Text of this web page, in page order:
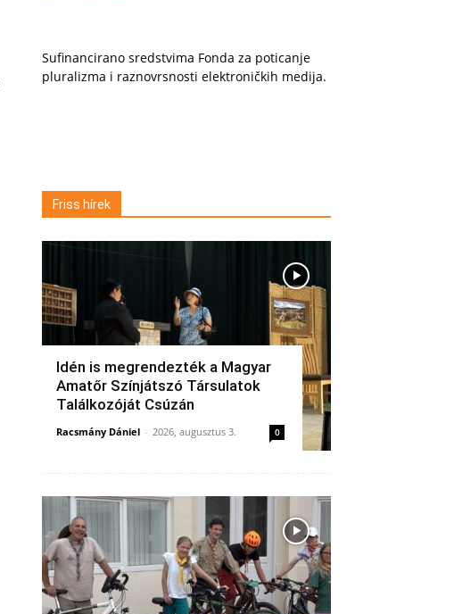
Sufinancirano sredstvima Fonda za poticanje
pluralizma i raznovrsnosti elektroničkih medija.
Friss hírek
Idén is megrendezték a Magyar
Amatőr Színjátszó Társulatok
Találkozóját Csúzán
Racsmány Dániel - 2026, augusztus 3. 0